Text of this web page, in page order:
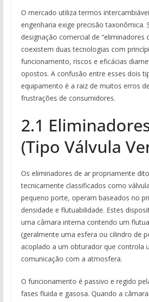
O mercado utiliza termos
engenharia exige precisão taxonômica.
designação comercial de “eliminadores
coexistem duas tecnologias com
funcionamento, riscos e eficácias
opostos. A confusão entre esses dois
equipamento é a raiz de muitos erros
frustrações de consumidores.
2.1
(Tipo Válvula
Os eliminadores de ar propriamente
tecnicamente classificados como
pequeno porte, operam baseados no
densidade e flutuabilidade. Estes
uma câmara interna contendo um
(geralmente uma esfera ou cilindro de
acoplado a um obturador que controla
comunicação com a atmosfera.
O funcionamento é passivo e regido
fases fluida e gasosa. Quando a